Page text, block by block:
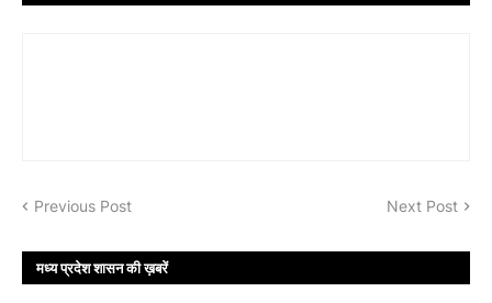
Previous Post Next Post
मध्य प्रदेश शासन की ख़बरें